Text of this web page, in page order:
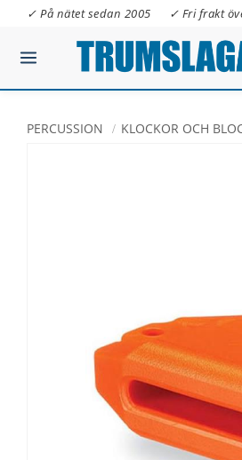
✓ På nätet sedan 2005 ✓ Fri frakt
PERCUSSION KLOCKOR OCH